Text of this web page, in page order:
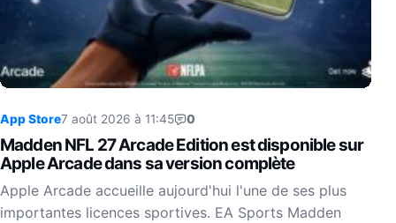
App Store7 août 2026 à 11:45 0
Madden NFL 27 Arcade Edition est disponible sur
Apple Arcade dans sa version complète
Apple Arcade accueille aujourd'hui l'une de ses plus
importantes licences sportives. EA Sports Madden